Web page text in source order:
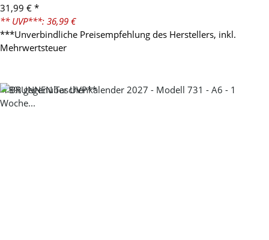
31,99 € *
** UVP***: 36,99 €
***Unverbindliche Preisempfehlung des Herstellers, inkl.
Mehrwertsteuer
-18%gegenüber UVP**